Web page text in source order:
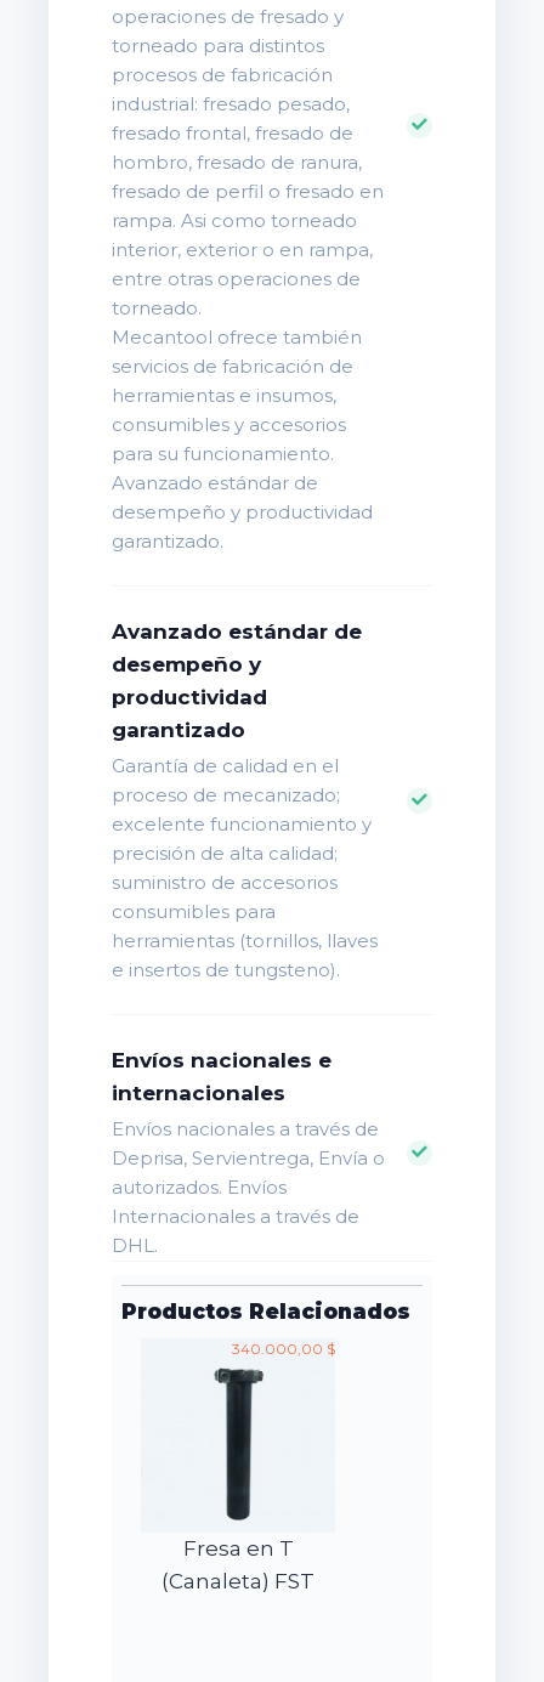
operaciones de fresado y
torneado para distintos
procesos de fabricación
industrial: fresado pesado,
fresado frontal, fresado de
hombro, fresado de ranura,
fresado de perfil o fresado en
rampa. Asi como torneado
interior, exterior o en rampa,
entre otras operaciones de
torneado.
Mecantool ofrece también
servicios de fabricación de
herramientas e insumos,
consumibles y accesorios
para su funcionamiento.
Avanzado estándar de
desempeño y productividad
garantizado.
Avanzado estándar de
desempeño y
productividad
garantizado
Garantía de calidad en el
proceso de mecanizado;
excelente funcionamiento y
precisión de alta calidad;
suministro de accesorios
consumibles para
herramientas (tornillos, llaves
e insertos de tungsteno).
Envíos nacionales e
internacionales
Envíos nacionales a través de
Deprisa, Servientrega, Envía o
autorizados. Envíos
Internacionales a través de
DHL.
Productos Relacionados
Fresa en T
(Canaleta) FST
340.000,00 $